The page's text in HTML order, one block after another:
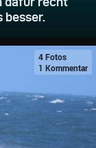
besser.
4 Fotos
1 Kommentar